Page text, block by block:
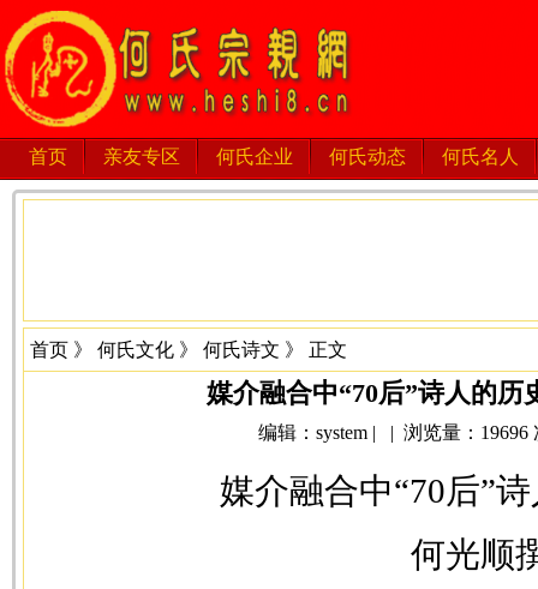
首页 亲友专区 何氏企业 何氏动态 何氏名人
首页 》 何氏文化 》 何氏诗文 》 正文
媒介融合中“70后”诗人的历
编辑：system | | 浏览量：19696
媒介融合中“70后”
何光顺